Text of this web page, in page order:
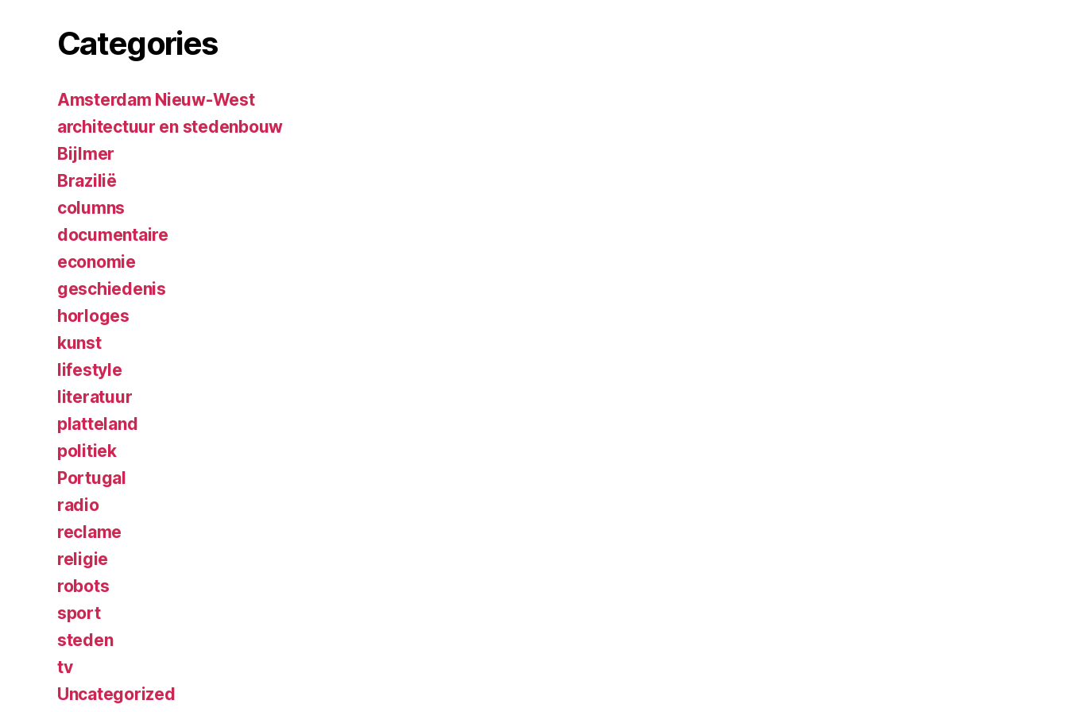
Categories
Amsterdam Nieuw-West
architectuur en stedenbouw
Bijlmer
Brazilië
columns
documentaire
economie
geschiedenis
horloges
kunst
lifestyle
literatuur
platteland
politiek
Portugal
radio
reclame
religie
robots
sport
steden
tv
Uncategorized